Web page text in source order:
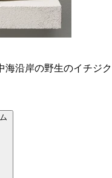
海沿岸の野生のイチジク